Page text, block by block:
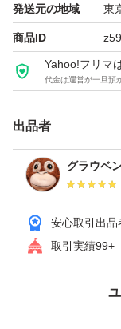
発送元の地域 東
商品ID
Yahoo!フリマ
代金は運営が一旦預
出品者
グラウベ
安心取引出品
取引実績99+
価格の相